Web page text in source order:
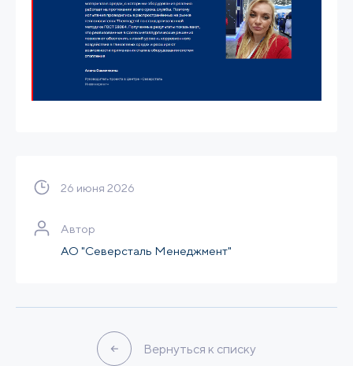
26 июня 2026
Автор
АО "Северсталь Менеджмент"
Вернуться к списку